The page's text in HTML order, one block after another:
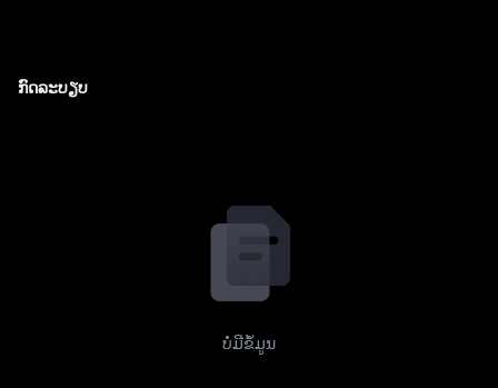
ກົດລະບຽບ
ບໍ່ມີຂໍ້ມູນ